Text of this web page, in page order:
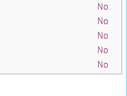
No
No
No
No
No